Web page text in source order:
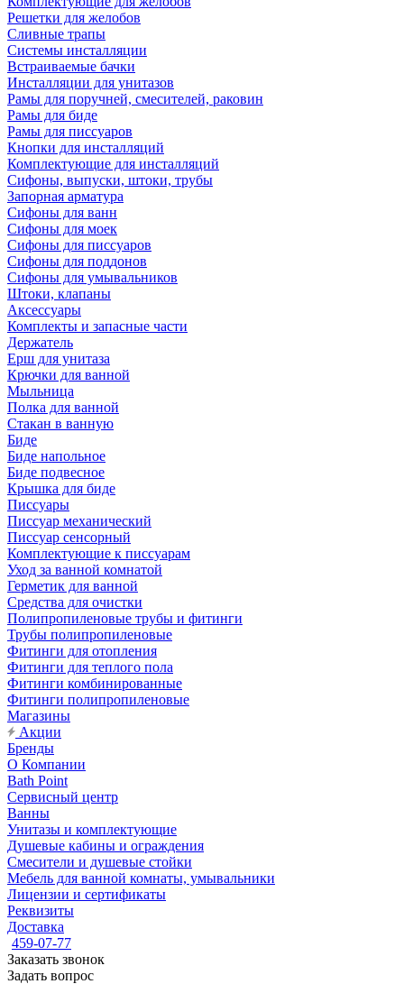
Решетки для желобов
Сливные трапы
Системы инсталляции
Встраиваемые бачки
Инсталляции для унитазов
Рамы для поручней, смесителей, раковин
Рамы для биде
Рамы для писсуаров
Кнопки для инсталляций
Комплектующие для инсталляций
Сифоны, выпуски, штоки, трубы
Запорная арматура
Сифоны для ванн
Сифоны для моек
Сифоны для писсуаров
Сифоны для поддонов
Сифоны для умывальников
Штоки, клапаны
Аксессуары
Комплекты и запасные части
Держатель
Ерш для унитаза
Крючки для ванной
Мыльница
Полка для ванной
Стакан в ванную
Биде
Биде напольное
Биде подвесное
Крышка для биде
Писсуары
Писсуар механический
Писсуар сенсорный
Комплектующие к писсуарам
Уход за ванной комнатой
Герметик для ванной
Средства для очистки
Полипропиленовые трубы и фитинги
Трубы полипропиленовые
Фитинги для отопления
Фитинги для теплого пола
Фитинги комбинированные
Фитинги полипропиленовые
Магазины
Акции
Бренды
О Компании
Bath Point
Сервисный центр
Ванны
Унитазы и комплектующие
Душевые кабины и ограждения
Смесители и душевые стойки
Мебель для ванной комнаты, умывальники
Лицензии и сертификаты
Реквизиты
Доставка
459-07-77
Заказать звонок
Задать вопрос